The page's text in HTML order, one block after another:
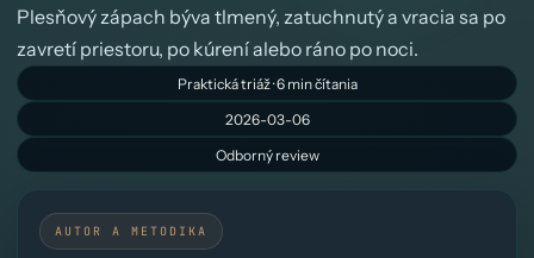
Plesňový zápach býva tlmený, zatuchnutý a vracia sa po
zavretí priestoru, po kúrení alebo ráno po noci.
Praktická triáž · 6 min čítania
2026-03-06
Odborný review
AUTOR A METODIKA